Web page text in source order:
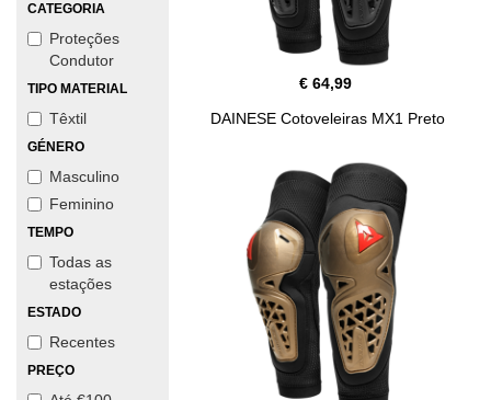
CATEGORIA
Proteções
Condutor
TIPO MATERIAL
Têxtil
GÉNERO
Masculino
Feminino
TEMPO
Todas as
estações
ESTADO
Recentes
PREÇO
€ 64,99
DAINESE Cotoveleiras MX1 Preto